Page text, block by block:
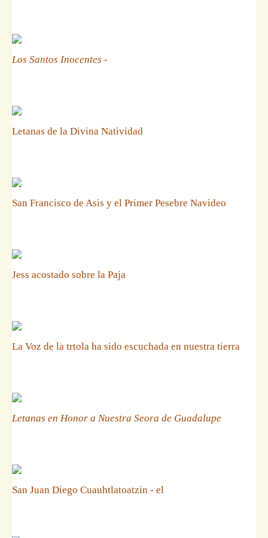
Los Santos Inocentes -
Letanas de la Divina Natividad
San Francisco de Asis y el Primer Pesebre Navideo
Jess acostado sobre la Paja
La Voz de la trtola ha sido escuchada en nuestra tierra
Letanas en Honor a Nuestra Seora de Guadalupe
San Juan Diego Cuauhtlatoatzin - el